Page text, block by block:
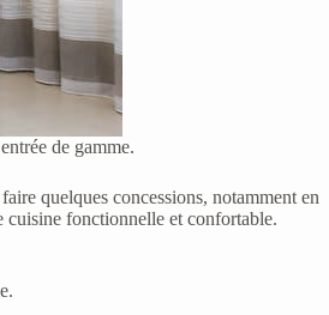
de gamme.
quelques concessions, notamment en
cuisine fonctionnelle et confortable.